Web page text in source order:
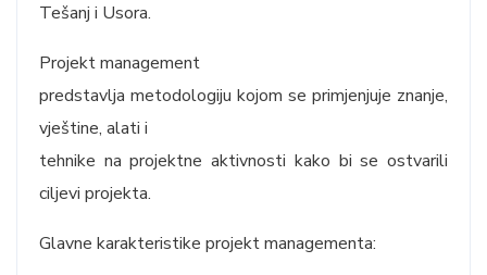
Tešanj i Usora.
Projekt management
predstavlja metodologiju kojom se primjenjuje znanje,
vještine, alati i
tehnike na projektne aktivnosti kako bi se ostvarili
ciljevi projekta.
Glavne karakteristike projekt managementa: